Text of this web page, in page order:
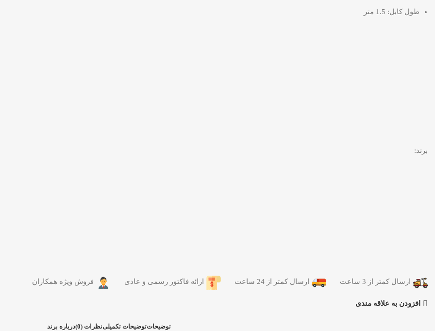
طول کابل: 1.5 متر­
برند:
ارسال کمتر از 3 ساعت ارسال کمتر از 24 ساعت ارائه فاکتور رسمی و عادی فروش ویژه همکاران
افزودن به علاقه مندی
توضیحاتتوضیحات تکمیلینظرات (0) درباره برند